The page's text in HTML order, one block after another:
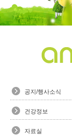
공지/행사소식
건강정보
자료실